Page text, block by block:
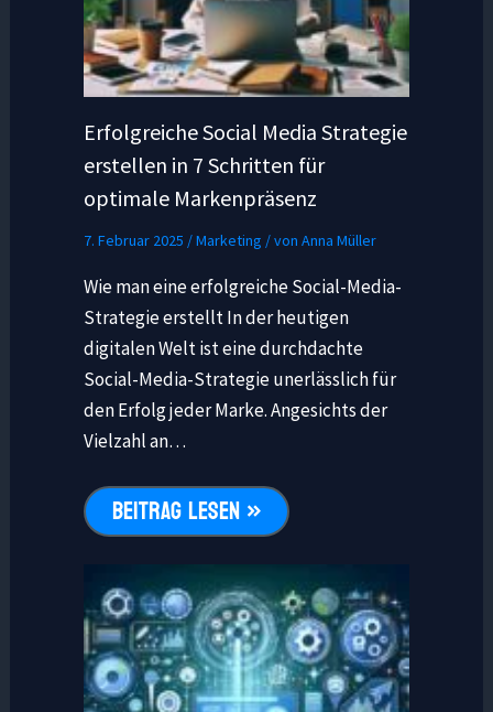
Erfolgreiche Social Media Strategie
erstellen in 7 Schritten für
optimale Markenpräsenz
7. Februar 2025 /Marketing / von Anna Müller
Wie man eine erfolgreiche Social-Media-
Strategie erstellt In der heutigen
digitalen Welt ist eine durchdachte
Social-Media-Strategie unerlässlich für
den Erfolg jeder Marke. Angesichts der
Vielzahl an…
BEITRAG LESEN »